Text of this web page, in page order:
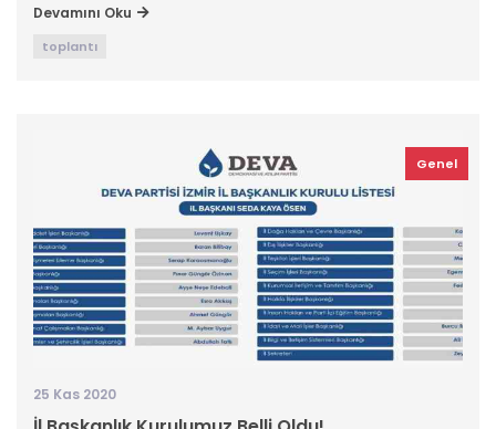
Devamını Oku
toplantı
Genel
25 Kas 2020